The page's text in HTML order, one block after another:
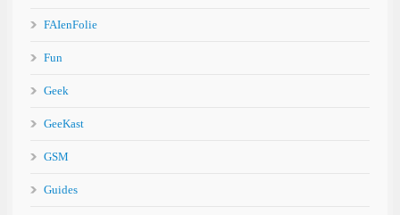
FAIenFolie
Fun
Geek
GeeKast
GSM
Guides